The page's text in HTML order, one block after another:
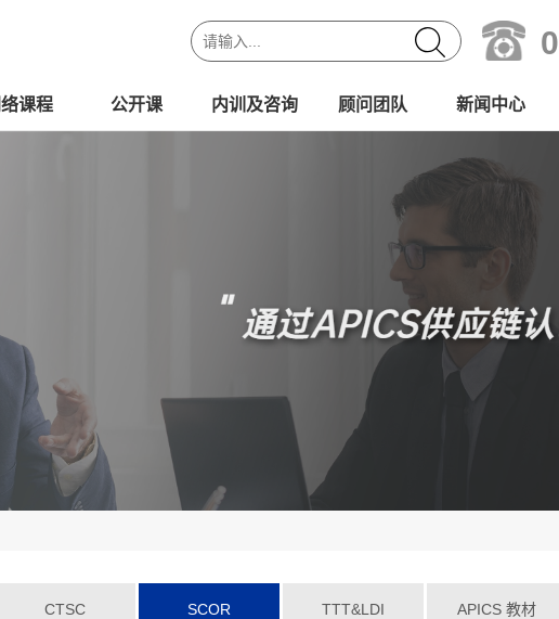
络课程 公开课 内训及咨询 顾问团队 新闻中心
CTSC SCOR TTT&LDI APICS 教材